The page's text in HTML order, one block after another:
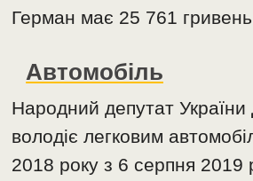
Герман має 25 761 гривень.
Автомобіль
Народний депутат
володіє легковим
2018 року з 6 серпня 2019